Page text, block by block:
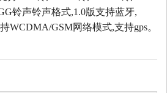
铃声铃声格式,1.0版支持蓝牙,
WCDMA/GSM网络模式,支持gps。